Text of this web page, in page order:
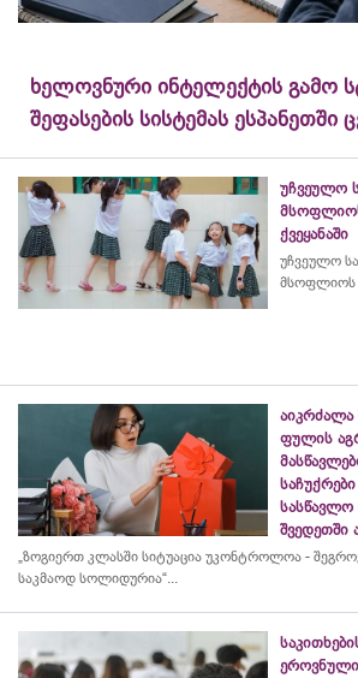
ხელოვნური ინტელექტის გამო
შეფასების სისტემას ესპანეთში
უჩვეულო
ქვეყანაში
უჩვეულო
მსოფლიოს
აიკრძალა
ფულის
შვედეთში
„ზოგიერთ კლასში სიტუაცია უკონტროლოა -
საკმაოდ სოლიდურია“...